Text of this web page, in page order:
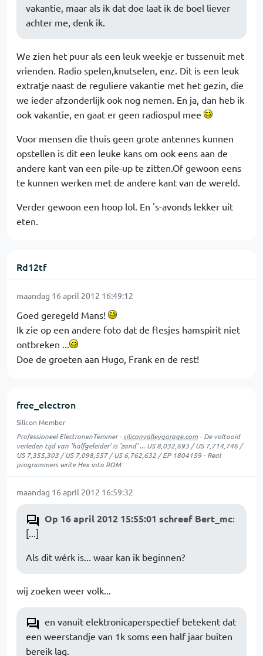
vakantie, maar als ik dat doe laat ik de boel liever
achter me, denk ik.
We zien het puur als een leuk weekje er tussenuit met
vrienden. Radio spelen,knutselen, enz. Dit is een leuk
extratje naast de reguliere vakantie met het gezin, die
we ieder afzonderlijk ook nog nemen. En ja, dan heb ik
ook vakantie, en gaat er geen radiospul mee
Voor mensen die thuis geen grote antennes kunnen
opstellen is dit een leuke kans om ook eens aan de
andere kant van een pile-up te zitten.Of gewoon eens
te kunnen werken met de andere kant van de wereld.
Verder gewoon een hoop lol. En 's-avonds lekker uit
eten.
Rd12tf
maandag 16 april 2012 16:49:12
Goed geregeld Mans!
Ik zie op een andere foto dat de flesjes hamspirit niet
ontbreken ...
Doe de groeten aan Hugo, Frank en de rest!
free_electron
Silicon Member
Professioneel ElectronenTemmer - siliconvalleygarage.com - De voltooid
verleden tijd van 'halfgeleider' is 'zand' ... US 8,032,693 / US 7,714,746 /
US 7,355,303 / US 7,098,557 / US 6,762,632 / EP 1804159 - Real
programmers write Hex into ROM
maandag 16 april 2012 16:59:32
Op 16 april 2012 15:55:01 schreef Bert_mc:
[...]
Als dit wérk is... waar kan ik beginnen?
wij zoeken weer volk...
en vanuit elektronicaperspectief betekent dat
een weerstandje van 1k soms een half jaar buiten
bereik lag.